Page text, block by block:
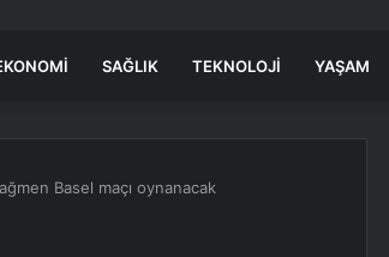
SAĞLIK TEKNOLOJI YAŞAM
Basel maçı oynanacak